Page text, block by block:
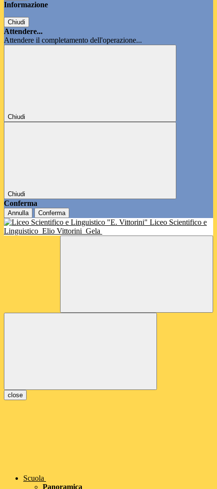
Informazione
Chiudi
Attendere...
Attendere il completamento dell'operazione...
Chiudi
Chiudi
Conferma
Annulla Conferma
Liceo Scientifico e
Linguistico Elio Vittorini Gela
close
Scuola
Panoramica